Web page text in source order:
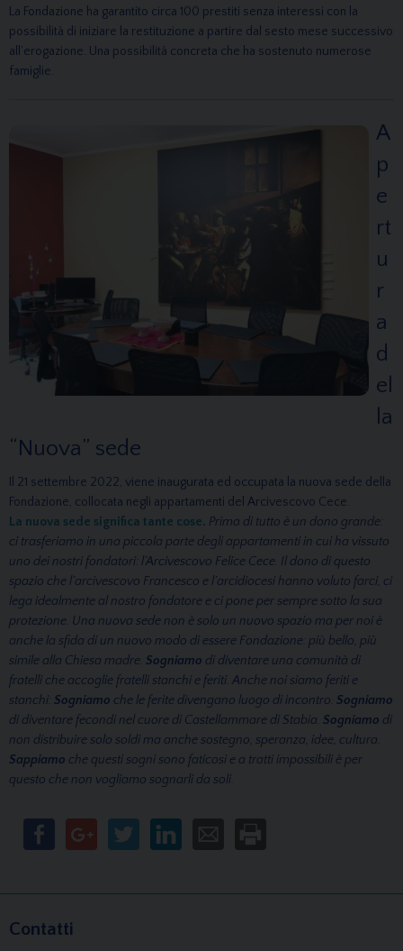
La Fondazione ha garantito circa 100 prestiti senza interessi con la
possibilità di iniziare la restituzione a partire dal sesto mese successivo
all’erogazione. Una possibilità concreta che ha sostenuto numerose
famiglie.
A
p
e
rt
u
r
a
d
el
la
“Nuova” sede
Il 21 settembre 2022, viene inaugurata ed occupata la nuova sede della
Fondazione, collocata negli appartamenti del Arcivescovo Cece.
La nuova sede significa tante cose. Prima di tutto è un dono grande:
ci trasferiamo in una piccola parte degli appartamenti in cui ha vissuto
uno dei nostri fondatori: l’Arcivescovo Felice Cece. Il dono di questo
spazio che l’arcivescovo Francesco e l’arcidiocesi hanno voluto farci, ci
lega idealmente al nostro fondatore e ci pone per sempre sotto la sua
protezione. Una nuova sede non è solo un nuovo spazio ma per noi è
anche la sfida di un nuovo modo di essere Fondazione: più bello, più
simile alla Chiesa madre. Sogniamo di diventare una comunità di
fratelli che accoglie fratelli stanchi e feriti. Anche noi siamo feriti e
stanchi: Sogniamo che le ferite divengano luogo di incontro. Sogniamo
di diventare fecondi nel cuore di Castellammare di Stabia. Sogniamo di
non distribuire solo soldi ma anche sostegno, speranza, idee, cultura.
Sappiamo che questi sogni sono faticosi e a tratti impossibili è per
questo che non vogliamo sognarli da soli.
Contatti